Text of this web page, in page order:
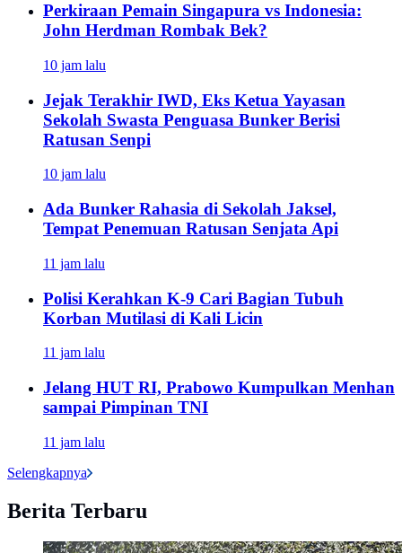
Perkiraan Pemain Singapura vs Indonesia:
John Herdman Rombak Bek?
10 jam lalu
Jejak Terakhir IWD, Eks Ketua Yayasan
Sekolah Swasta Penguasa Bunker Berisi
Ratusan Senpi
10 jam lalu
Ada Bunker Rahasia di Sekolah Jaksel,
Tempat Penemuan Ratusan Senjata Api
11 jam lalu
Polisi Kerahkan K-9 Cari Bagian Tubuh
Korban Mutilasi di Kali Licin
11 jam lalu
Jelang HUT RI, Prabowo Kumpulkan Menhan
sampai Pimpinan TNI
11 jam lalu
Selengkapnya
Berita Terbaru